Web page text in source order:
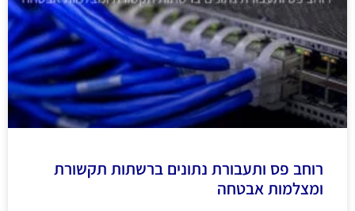
רוחב פס ותעבורת נתונים ברשתות תקשורת
ומצלמות אבטחה